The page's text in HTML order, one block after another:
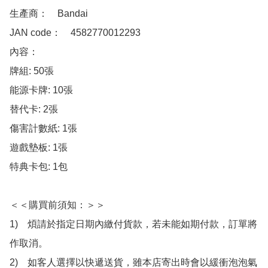
生產商：　Bandai
JAN code：　4582770012293
內容：
牌組: 50張
能源卡牌: 10張
替代卡: 2張
傷害計數紙: 1張
遊戲墊板: 1張
特典卡包: 1包
＜＜購買前須知：＞＞
1)　煩請於指定日期內繳付貨款，若未能如期付款，訂單將
作取消。
2)　如客人選擇以快遞送貨，雖本店寄出時會以緩衝泡泡氣